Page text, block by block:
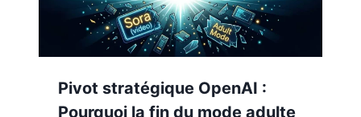
Pivot stratégique OpenAI :
Pourquoi la fin du mode adulte